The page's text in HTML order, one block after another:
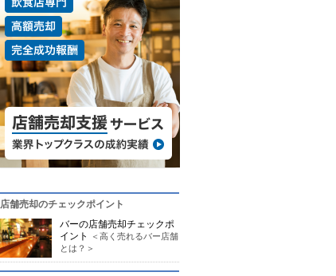
店舗売却のチェックポイント
バーの店舗売却チェックポ
イント
＜高く売れるバー店舗
とは？＞